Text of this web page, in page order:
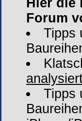
Hier die
Forum
Tipps
Tipps